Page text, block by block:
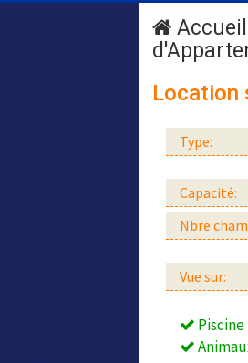
Accueil
Location
Type:
Capacité:
Nbre
Vue sur:
Piscine